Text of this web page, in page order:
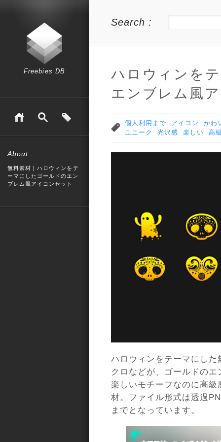
Freebies DB
About :
無料素材 | ハロウィンをテ
ーマにしたゴールドのエン
ブレム風アイコンセット
Search :
ハロウィンを
エンブレム風
個人利用まで アイコン
かわ
ユニーク
光沢感 楽しい 高
ハロウィンをテーマにし
クロなどが、ゴールドの
楽しいモチーフなのに高
材。ファイル形式は透過
までとなっています。